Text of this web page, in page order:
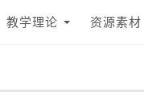
教学理论 资源素材